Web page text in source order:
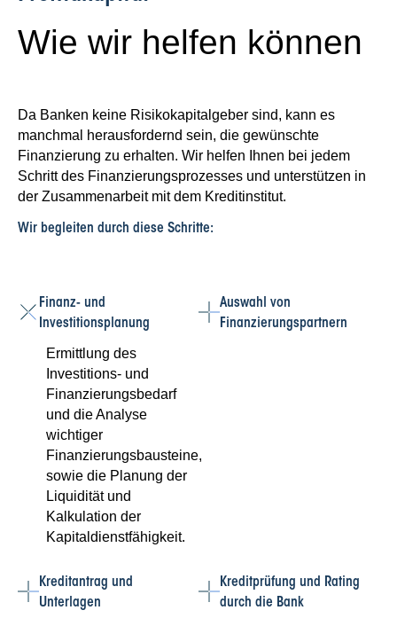
Wie wir helfen können
Da Banken keine Risikokapitalgeber sind, kann es
manchmal herausfordernd sein, die gewünschte
Finanzierung zu erhalten. Wir helfen Ihnen bei jedem
Schritt des Finanzierungsprozesses und unterstützen in
der Zusammenarbeit mit dem Kreditinstitut.
Wir begleiten durch diese Schritte:
Finanz- und
Investitionsplanung
Ermittlung des
Investitions- und
Finanzierungsbedarf
und die Analyse
wichtiger
Finanzierungsbausteine,
sowie die Planung der
Liquidität und
Kalkulation der
Kapitaldienstfähigkeit.
Auswahl von
Finanzierungspartnern
Kreditantrag und
Unterlagen
Kreditprüfung und Rating
durch die Bank